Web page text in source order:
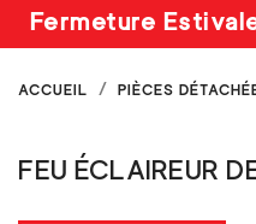
Fermeture
ACCUEIL PIÈCES
FEU ÉCLAIREUR